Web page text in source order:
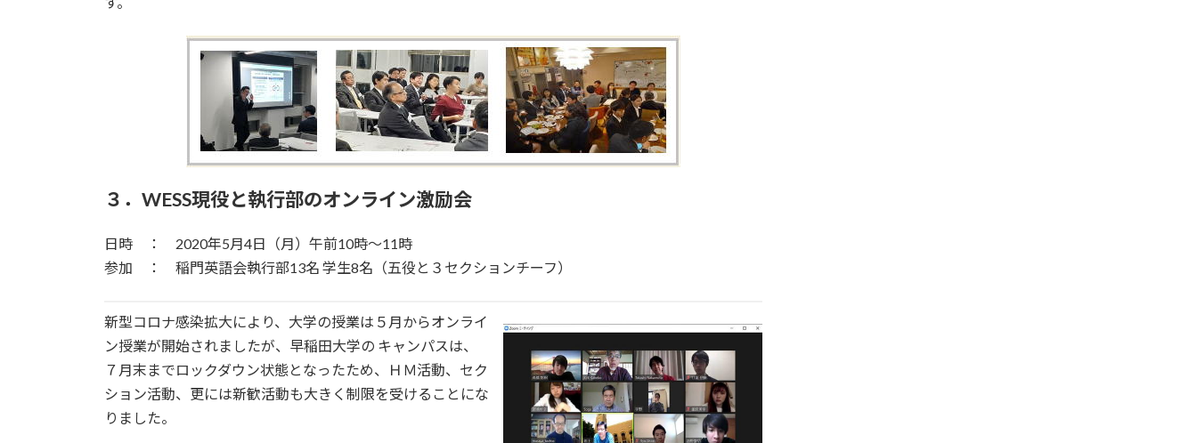
３．WESS現役と執行部のオンライン激励会
日時 ： 2020年5月4日（月）午前10時～11時
参加 ： 稲門英語会執行部13名 学生8名（五役と３セクションチーフ）
新型コロナ感染拡大により、大学の授業は５月からオンライ
ン授業が開始されましたが、早稲田大学の キャンパスは、
７月末までロックダウン状態となったため、ＨＭ活動、セク
ション活動、更には新歓活動も大きく制限を受けることにな
りました。